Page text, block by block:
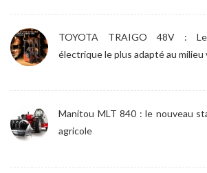
TOYOTA TRAIGO 48V :
électrique le plus adapté au milieu
Manitou MLT 840 : le nouveau
agricole